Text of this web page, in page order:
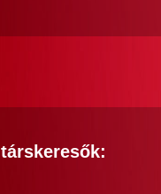
társkeresők: